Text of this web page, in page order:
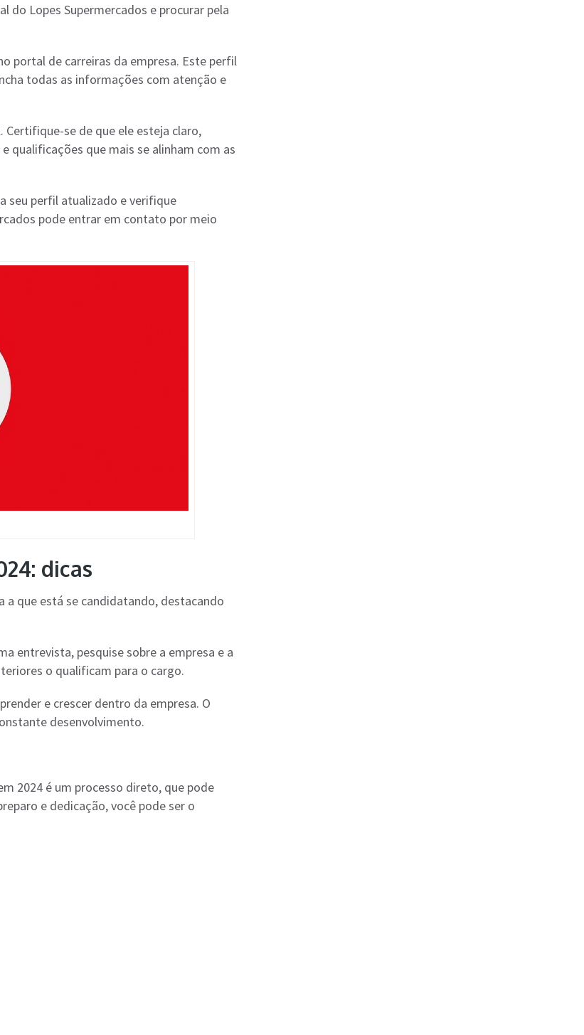
do Lopes Supermercados e procurar pela
portal de carreiras da empresa. Este perfil
todas as informações com atenção e
Certifique-se de que ele esteja claro,
qualificações que mais se alinham com as
seu perfil atualizado e verifique
pode entrar em contato por meio
dicas
a que está se candidatando, destacando
entrevista, pesquise sobre a empresa e a
o qualificam para o cargo.
e crescer dentro da empresa. O
desenvolvimento.
2024 é um processo direto, que pode
e dedicação, você pode ser o